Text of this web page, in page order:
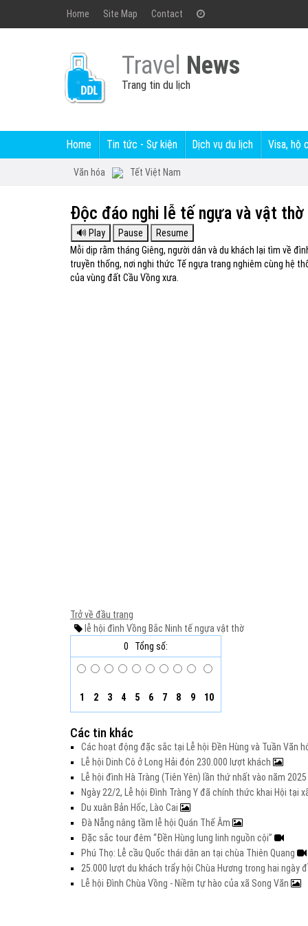
Home Site Map Contact
Travel News
Trang tin du lịch
Home Tin tức - Sự kiện Dịch vụ du lịch Visa, hộ
Văn hóa Tết Việt Nam
Độc đáo nghi lễ tế ngựa và vật
Mỗi dịp rằm tháng Giêng, người dân và du khách lại tìm về
truyền thống, nơi nghi thức Tế ngựa trang nghiêm cùng hệ
của vùng đất Cầu Vồng xưa.
Trở về đầu trang
lễ hội đình Vồng Bắc Ninh tế ngựa vật thờ
0
Tổng số:
1 2 3 4 5 6 7 8 9 10
Các tin khác
Các hoạt động đặc sắc tại Lễ hội Đền Hùng và Tuần Văn
Lễ hội Dinh Cô ở Long Hải đón 230.000 lượt khách
Lễ hội đình Hà Tràng (Tiên Yên) lần thứ nhất vào năm 2025
Ngày 22/2, Lễ hội Đình Tràng Y đã chính thức khai Hội tại
Du xuân Bản Hốc, Lào Cai
Đà Nẵng nâng tầm lễ hội Quán Thế Âm
Đặc sắc tour đêm “Đền Hùng lung linh nguồn cội”
Phú Thọ: Lễ cầu Quốc thái dân an tại chùa Thiên Quang
25.000 lượt du khách trẩy hội Chùa Hương trong hai ngày
Lễ hội Đình Chùa Vồng - Niềm tự hào của xã Song Văn